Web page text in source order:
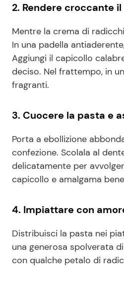
2. Rendere croccante
Mentre la crema di
In una padella
Aggiungi il capicollo
deciso. Nel frattempo, in
fragranti.
3. Cuocere la pasta e
Porta a ebollizione
confezione. Scolala al
delicatamente per
capicollo e amalgama
4. Impiattare con
Distribuisci la pasta nei
una generosa spolverata
con qualche petalo di